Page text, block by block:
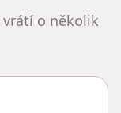
vrátí o několik